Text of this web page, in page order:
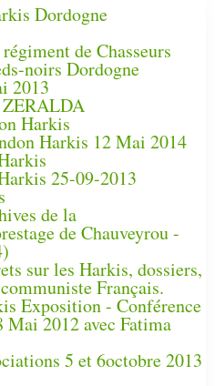
Dordogne
de Chasseurs
noirs Dordogne
2013
Harkis
Harkis 12 Mai 2014
25-09-2013
de la
de Chauveyrou -
sur les Harkis, dossiers,
Français.
Exposition - Conférence
2012 avec Fatima
5 et 6octobre 2013